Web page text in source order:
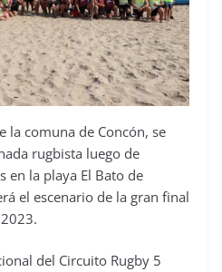
la comuna de Concón, se
rugbista luego de
en la playa El Bato de
el escenario de la gran final
del Circuito Rugby 5